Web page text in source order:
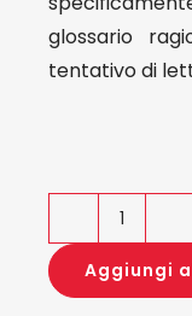
glossario
tentativo di
Ancora
su
Aggiungi